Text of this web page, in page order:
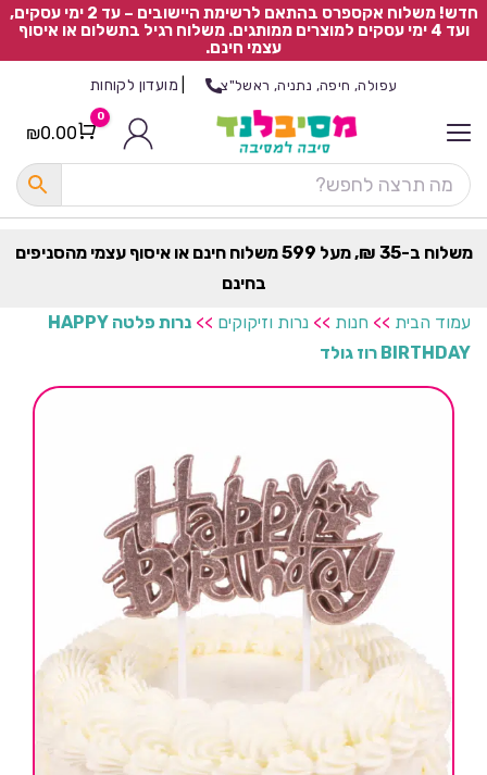
חדש! משלוח אקספרס בהתאם לרשימת היישובים – עד 2 ימי עסקים,
ועד 4 ימי עסקים למוצרים ממותגים. משלוח רגיל בתשלום או איסוף
עצמי חינם.
עפולה, חיפה, נתניה, ראשל"צ מועדון לקוחות
Cart
0
₪0.00
משלוח ב-35 ₪, מעל 599 משלוח חינם או איסוף עצמי מהסניפים
בחינם
עמוד הבית >> חנות >> נרות וזיקוקים >>
נרות פלטה HAPPY
BIRTHDAY רוז גולד